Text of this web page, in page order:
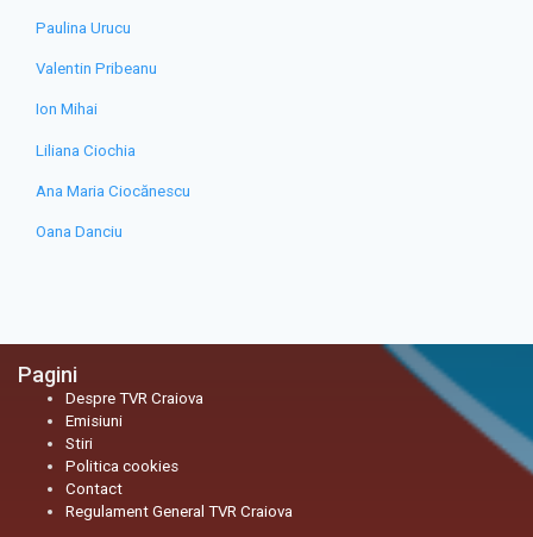
Paulina Urucu
Valentin Pribeanu
Ion Mihai
Liliana Ciochia
Ana Maria Ciocănescu
Oana Danciu
Pagini
Despre TVR Craiova
Emisiuni
Stiri
Politica cookies
Contact
Regulament General TVR Craiova